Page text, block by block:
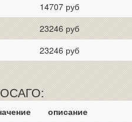
14707 руб
23246 руб
23246 руб
ОСАГО:
описание